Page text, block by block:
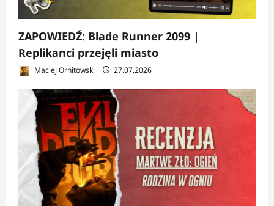
ZAPOWIEDŹ: Blade Runner 2099 |
Replikanci przejęli miasto
Maciej Ornitowski 27.07.2026